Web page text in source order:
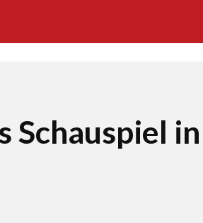
Schauspiel in